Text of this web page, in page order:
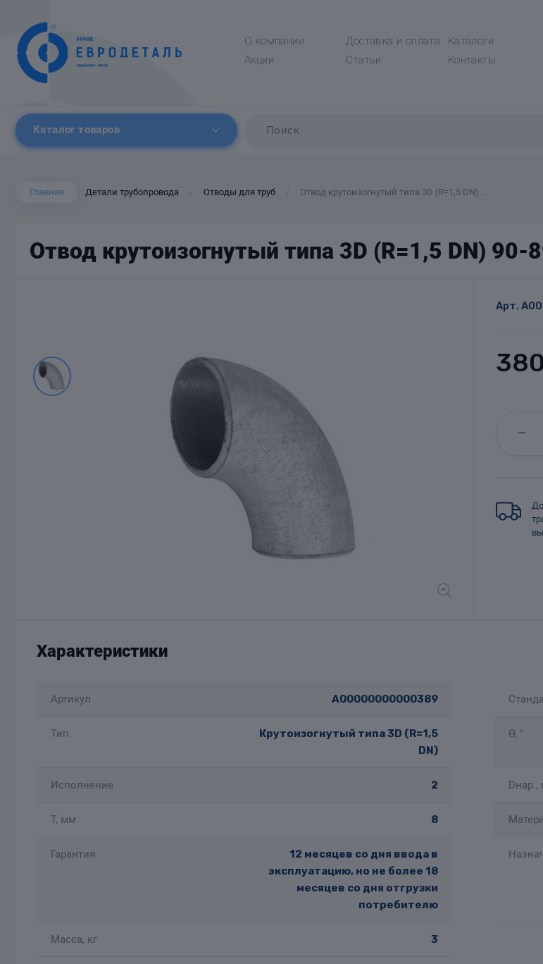
О компании Доставка и оплата
Каталоги
Акции
Статьи Контакты
Каталог товаров
Главная Детали трубопровода Отводы для труб Отвод крутоизогнутый типа 3D (R=1,5 DN)...
Отвод крутоизогнутый типа 3D (R=1,5 DN)
Арт.
Характеристики
Артикул A00000000000389
Тип
Крутоизогнутый типа 3D (R=1,5
DN)
Θ, °
Исполнение 2
T, мм 8
Гарантия
12 месяцев со дня ввода в
эксплуатацию, но не более 18
месяцев со дня отгрузки
потребителю
Масса, кг 3